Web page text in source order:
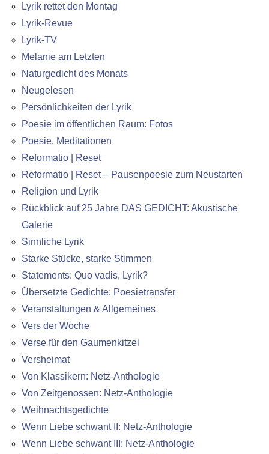
Lyrik rettet den Montag
Lyrik-Revue
Lyrik-TV
Melanie am Letzten
Naturgedicht des Monats
Neugelesen
Persönlichkeiten der Lyrik
Poesie im öffentlichen Raum: Fotos
Poesie. Meditationen
Reformatio | Reset
Reformatio | Reset – Pausenpoesie zum Neustarten
Religion und Lyrik
Rückblick auf 25 Jahre DAS GEDICHT: Akustische
Galerie
Sinnliche Lyrik
Starke Stücke, starke Stimmen
Statements: Quo vadis, Lyrik?
Übersetzte Gedichte: Poesietransfer
Veranstaltungen & Allgemeines
Vers der Woche
Verse für den Gaumenkitzel
Versheimat
Von Klassikern: Netz-Anthologie
Von Zeitgenossen: Netz-Anthologie
Weihnachtsgedichte
Wenn Liebe schwant II: Netz-Anthologie
Wenn Liebe schwant III: Netz-Anthologie